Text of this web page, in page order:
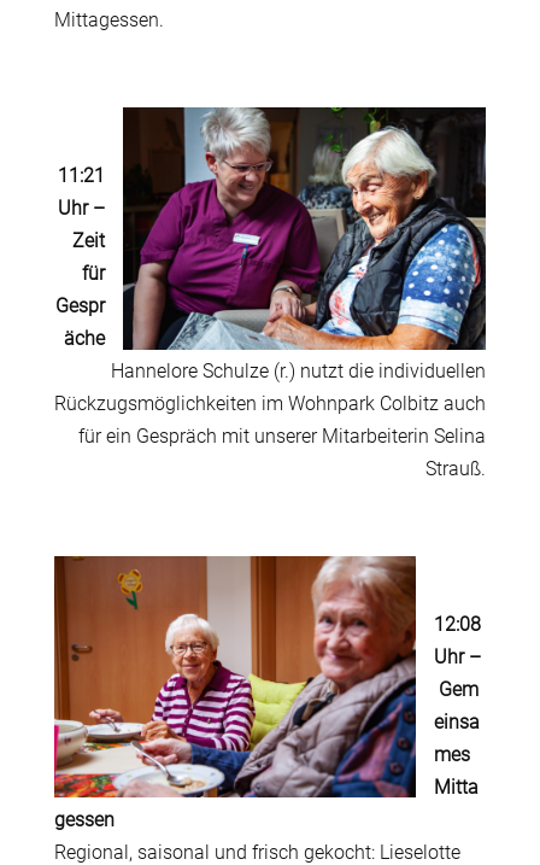
Mittagessen.
11:21
Uhr–
Zeit
für
Gespr
äche
Hannelore Schulze (r.) nutzt die individuellen
Rückzugsmöglichkeiten im Wohnpark Colbitz auch
für ein Gespräch mit unserer Mitarbeiterin Selina
Strauß.
12:08
Uhr–
Gem
einsa
mes
Mitta
gessen
Regional, saisonal und frisch gekocht: Lieselotte